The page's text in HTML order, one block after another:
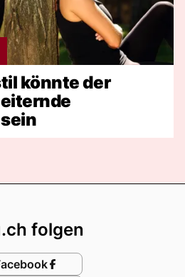
könnte der
folgen